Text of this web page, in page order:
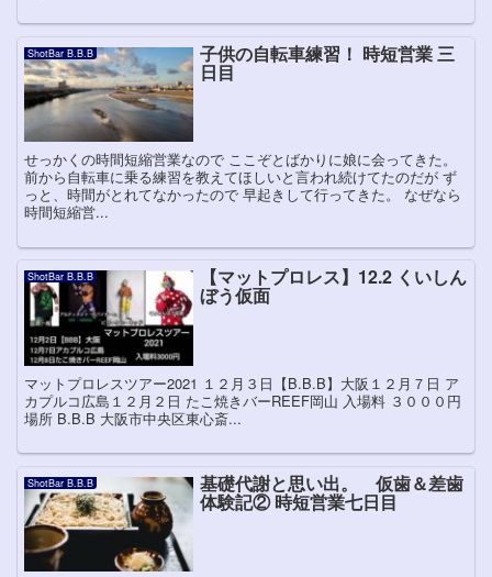
ShotBar B.B.B 子供の自転車練習！ 時短営業 三
日目
せっかくの時間短縮営業なので ここぞとばかりに娘に会ってきた。
前から自転車に乗る練習を教えてほしいと言われ続けてたのだが ず
っと、時間がとれてなかったので 早起きして行ってきた。 なぜなら
時間短縮営...
ShotBar B.B.B 【マットプロレス】12.2 くいしん
ぼう仮面
マットプロレスツアー2021 １２月３日【B.B.B】大阪１２月７日 ア
カプルコ広島１２月２日 たこ焼きバーREEF岡山 入場料 ３０００円
場所 B.B.B 大阪市中央区東心斎...
ShotBar B.B.B 基礎代謝と思い出。 仮歯＆差歯
体験記② 時短営業七日目